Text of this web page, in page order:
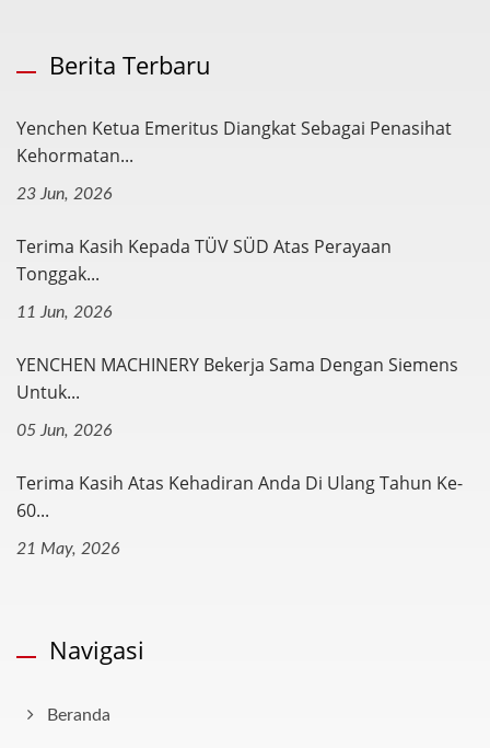
Berita Terbaru
Yenchen Ketua Emeritus Diangkat Sebagai Penasihat
Kehormatan...
23 Jun, 2026
Terima Kasih Kepada TÜV SÜD Atas Perayaan
Tonggak...
11 Jun, 2026
YENCHEN MACHINERY Bekerja Sama Dengan Siemens
Untuk...
05 Jun, 2026
Terima Kasih Atas Kehadiran Anda Di Ulang Tahun Ke-
60...
21 May, 2026
Navigasi
Beranda